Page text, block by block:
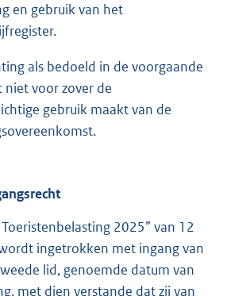
en gebruik van het
als bedoeld in de voorgaande
niet voor zover de
gebruik maakt van de
2025” van 12
ingetrokken met ingang van
lid, genoemde datum van
met dien verstande dat zij van